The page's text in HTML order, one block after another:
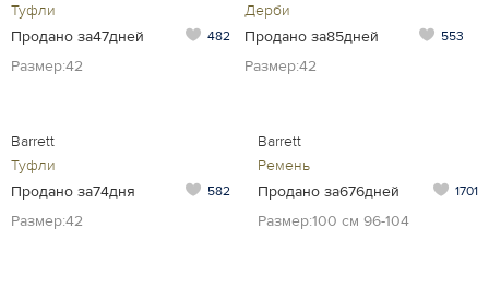
Туфли
Продано за47дней
482
Размер:42
Дерби
Продано за85дней
553
Размер:42
Barrett
Туфли
Продано за74дня
582
Размер:42
Barrett
Ремень
Продано за676дней
1701
Размер:100 см 96-104